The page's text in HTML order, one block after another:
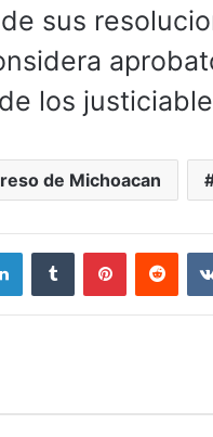
sus
los
de Michoacan
LinkedInTumblr Pinterest